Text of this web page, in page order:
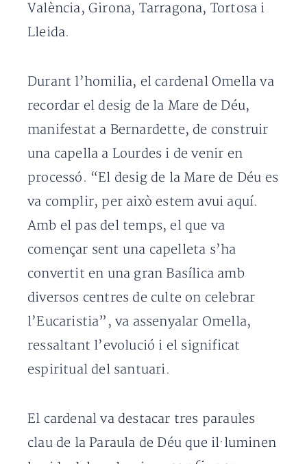
València, Girona, Tarragona, Tortosa i
Lleida.
Durant l’homilia, el cardenal Omella va
recordar el desig de la Mare de Déu,
manifestat a Bernardette, de construir
una capella a Lourdes i de venir en
processó. “El desig de la Mare de Déu es
va complir, per això estem avui aquí.
Amb el pas del temps, el que va
començar sent una capelleta s’ha
convertit en una gran Basílica amb
diversos centres de culte on celebrar
l’Eucaristia”, va assenyalar Omella,
ressaltant l’evolució i el significat
espiritual del santuari.
El cardenal va destacar tres paraules
clau de la Paraula de Déu que il·luminen